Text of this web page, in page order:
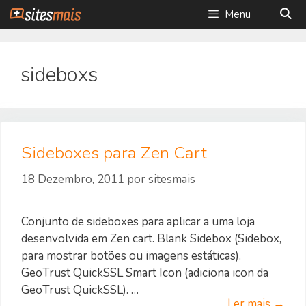
Saltar
para
Menu
sideboxs
Sideboxes para Zen Cart
18 Dezembro, 2011 porsitesmais
Conjunto de sideboxes para aplicar a uma loja
desenvolvida em Zen cart. Blank Sidebox (Sidebox,
para mostrar botões ou imagens estáticas).
GeoTrust QuickSSL Smart Icon (adiciona icon da
GeoTrust QuickSSL). …